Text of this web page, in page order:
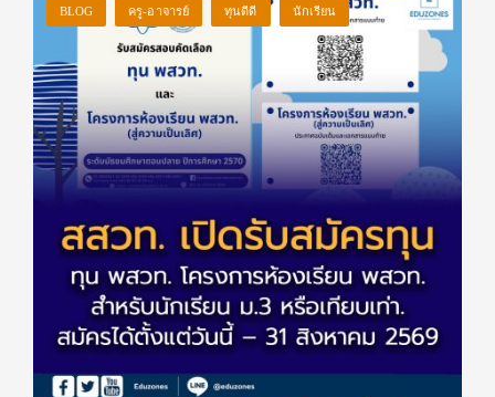
BLOG ครู-อาจารย์ ทุนดีดี นักเรียน